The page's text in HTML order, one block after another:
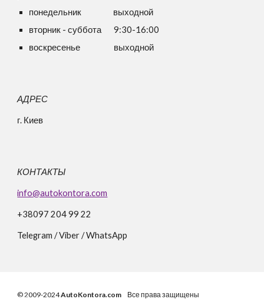
понедельник
выходной
вторник -суббота 9:30-16:00
воскресенье выходной
АДРЕС
г. Киев
КОНТАКТЫ
info@autokontora.com
+38097 204 99 22
Telegram / Viber / WhatsApp
© 2009-2024AutoKontora.com Все права защищены